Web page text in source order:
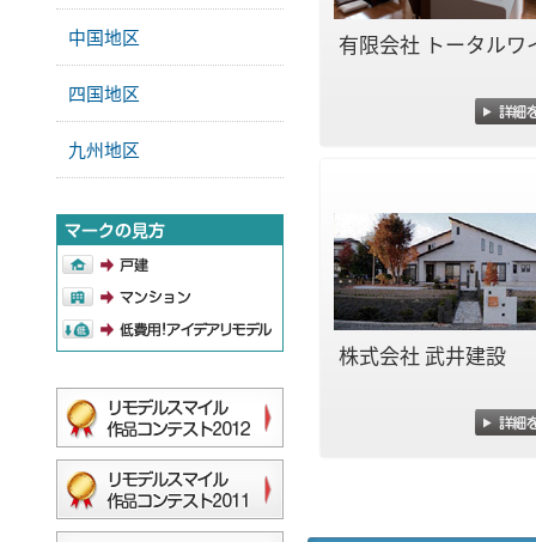
中国地区
四国地区
九州地区
有限会社 トータルワ
株式会社 武井建設